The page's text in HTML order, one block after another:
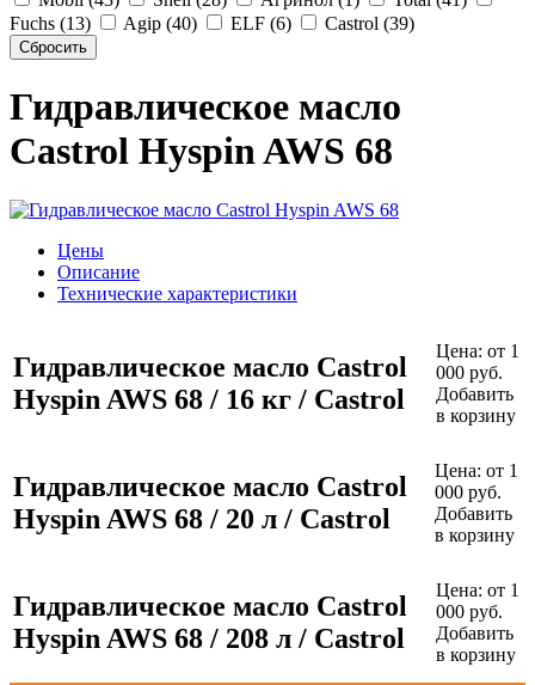
Fuchs (13)
Agip (40) ELF (6) Castrol (39)
Гидравлическое масло
Castrol Hyspin AWS 68
Цены
Описание
Технические характеристики
Гидравлическое масло Castrol
Hyspin AWS 68 / 16 кг / Castrol
Цена: от 1
000 руб.
Добавить
в корзину
Гидравлическое масло Castrol
Hyspin AWS 68 / 20 л / Castrol
Цена: от 1
000 руб.
Добавить
в корзину
Гидравлическое масло Castrol
Hyspin AWS 68 / 208 л / Castrol
Цена: от 1
000 руб.
Добавить
в корзину